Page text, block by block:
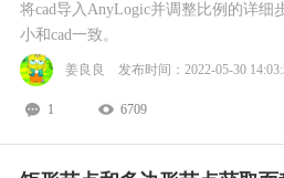
将cad导入AnyLogic并调整比例的详细
小和cad一致。
姜良良 发布时间：2022-05-30
1 6709